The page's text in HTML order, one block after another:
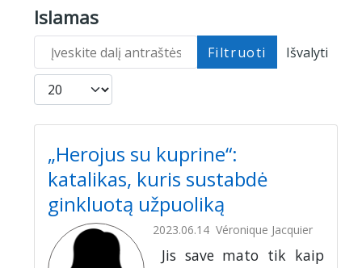
Islamas
Įveskite dalį antraštės Filtruoti
Išvalyti
Rodyti po
„Herojus su kuprine“:
katalikas, kuris sustabdė
ginkluotą užpuoliką
2023.06.14 Véronique Jacquier
Jis save mato tik kaip